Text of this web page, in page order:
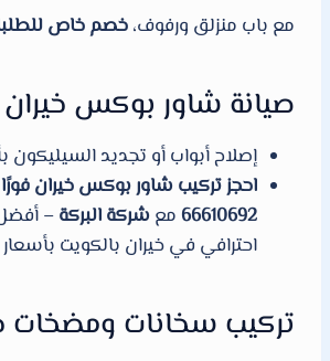
مع باب منزلق ورفوف،خصم خاص
صيانة شاور بوكس خيران
إصلاح أبواب أو تجديد
احجز تركيب شاور بوكس خيران
66610692 معشركة البركة–
احترافي في خيران بالكويت
تركيب سخانات ومضخات